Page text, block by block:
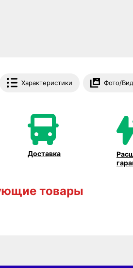
Характеристики Фото/
Доставка
товары